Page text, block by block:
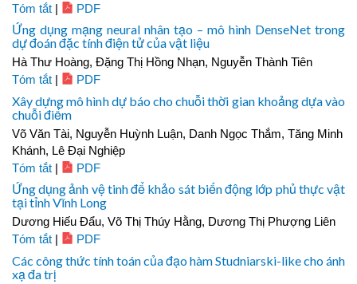
Tóm tắt | PDF
Ứng dụng mạng neural nhân tạo – mô hình DenseNet trong
dự đoán đặc tính điện tử của vật liệu
Hà Thư Hoàng, Đặng Thị Hồng Nhạn, Nguyễn Thành Tiên
Tóm tắt | PDF
Xây dựng mô hình dự báo cho chuỗi thời gian khoảng dựa vào
chuỗi điểm
Võ Văn Tài, Nguyễn Huỳnh Luận, Danh Ngọc Thắm, Tăng Minh
Khánh, Lê Đại Nghiệp
Tóm tắt | PDF
Ứng dụng ảnh vệ tinh để khảo sát biến động lớp phủ thực vật
tại tỉnh Vĩnh Long
Dương Hiếu Đẩu, Võ Thị Thúy Hằng, Dương Thị Phượng Liên
Tóm tắt | PDF
Các công thức tính toán của đạo hàm Studniarski-like cho ánh
xạ đa trị